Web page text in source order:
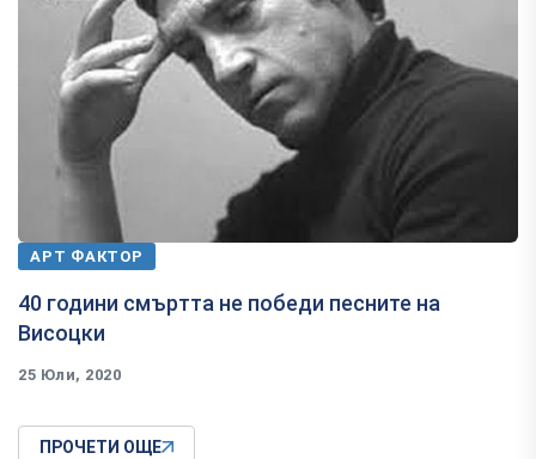
АРТ ФАКТОР
40 години смъртта не победи песните на
Висоцки
25 Юли, 2020
ПРОЧЕТИ ОЩЕ